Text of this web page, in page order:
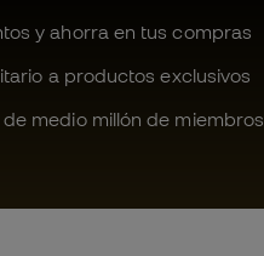
y ahorra en tus compras
a productos exclusivos
medio millón de miembros